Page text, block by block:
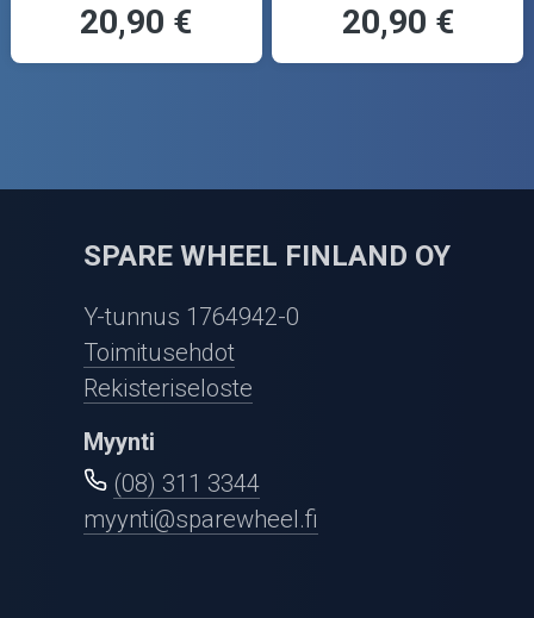
20,90 € 20,90 €
SPARE WHEEL FINLAND OY
Y-tunnus 1764942-0
Toimitusehdot
Rekisteriseloste
Myynti
(08) 311 3344
myynti@sparewheel.fi